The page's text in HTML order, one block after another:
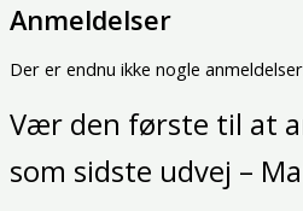
Anmeldelser
Der er endnu ikke nogle
Vær den første til at
som sidste udvej –